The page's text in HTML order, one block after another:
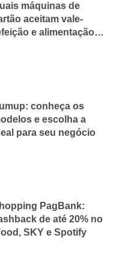
máquinas de
aceitam vale-
e alimentação
conheça os
e escolha a
para seu negócio
PagBank:
de até 20% no
SKY e Spotify